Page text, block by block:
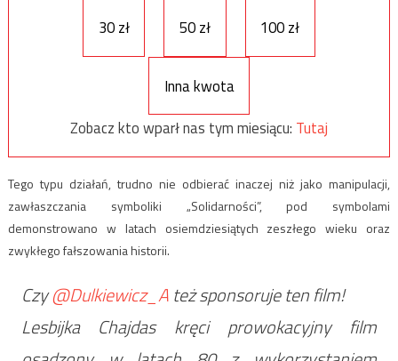
30 zł 50 zł 100 zł
Inna kwota
Zobacz kto wparł nas tym miesiącu: Tutaj
Tego typu działań, trudno nie odbierać inaczej niż jako manipulacji,
zawłaszczania symboliki „Solidarności”, pod symbolami
demonstrowano w latach osiemdziesiątych zeszłego wieku oraz
zwykłego fałszowania historii.
Czy@Dulkiewicz_Ateż sponsoruje ten film!
Lesbijka Chajdas kręci prowokacyjny film